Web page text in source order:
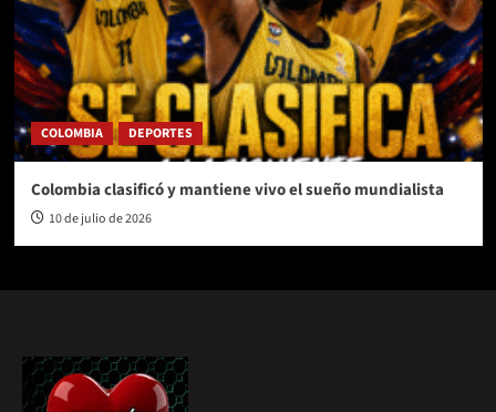
COLOMBIA DEPORTES
Colombia clasificó y mantiene vivo el sueño mundialista
10 de julio de 2026